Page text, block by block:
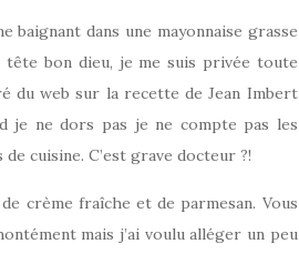
dans une mayonnaise grasse
tête bon dieu, je me suis privée toute
du web sur la recette de Jean Imbert
je ne dors pas je ne compte pas les
cuisine. C’est grave docteur ?!
crème fraîche et de parmesan. Vous
mais j’ai voulu alléger un peu